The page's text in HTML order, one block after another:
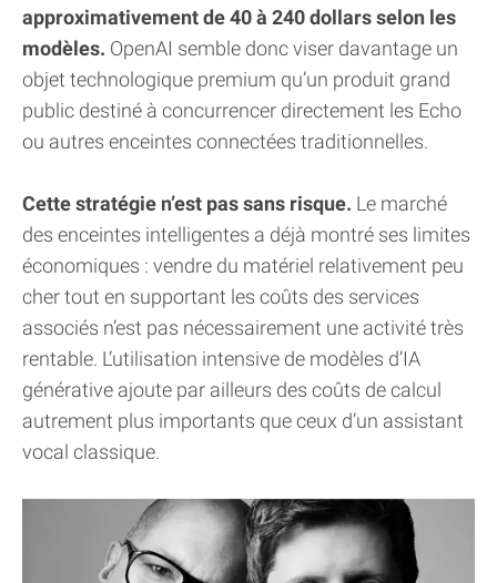
approximativement de 40 à 240 dollars selon les
modèles. OpenAI semble donc viser davantage un
objet technologique premium qu’un produit grand
public destiné à concurrencer directement les Echo
ou autres enceintes connectées traditionnelles.
Cette stratégie n’est pas sans risque. Le marché
des enceintes intelligentes a déjà montré ses limites
économiques : vendre du matériel relativement peu
cher tout en supportant les coûts des services
associés n’est pas nécessairement une activité très
rentable. L’utilisation intensive de modèles d’IA
générative ajoute par ailleurs des coûts de calcul
autrement plus importants que ceux d’un assistant
vocal classique.